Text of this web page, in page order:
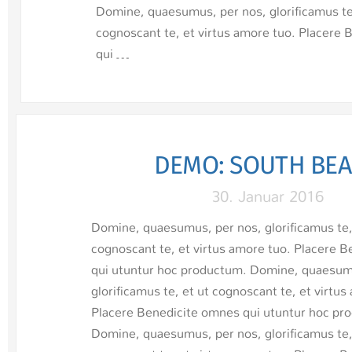
Domine, quaesumus, per nos, glorificamus
cognoscant te, et virtus amore tuo. Placere
qui …
Domine, quaesumus, per nos, glorificamus
cognoscant te, et virtus amore tuo. Placere
qui …
DEMO: SOUTH
30. Januar 2016
Domine, quaesumus, per nos, glorificamus
cognoscant te, et virtus amore tuo. Placere
qui utuntur hoc productum. Domine,
glorificamus te, et ut cognoscant te, et virtus
Placere Benedicite omnes qui utuntur hoc
Domine, quaesumus, per nos, glorificamus